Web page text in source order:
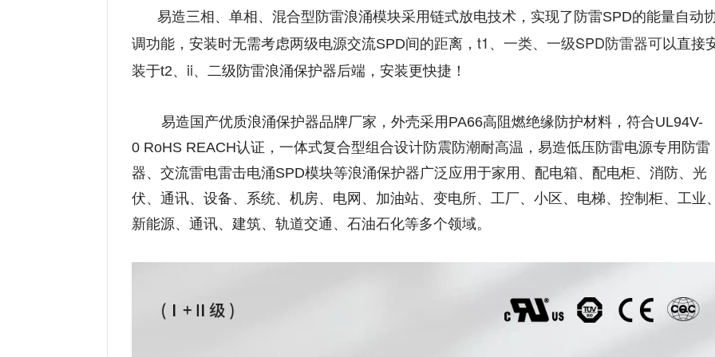
易造三相、单相、混合型防雷浪涌模块采用链式放电技术，实现了防雷SPD的能量自动
调功能，安装时无需考虑两级电源交流SPD间的距离，t1、一类、一级SPD防雷器可以直接
装于t2、 ii、 二级防雷浪涌保护器后端，安装更快捷！
易造国产优质浪涌保护器品牌厂家，外壳采用PA66高阻燃绝缘防护材料，符合UL94V-
0 RoHS REACH认证，一体式复合型组合设计防震防潮耐高温，易造低压防雷电源专用防雷
器、交流雷电雷击电涌SPD模块等浪涌保护器广泛应用于家用、配电箱、配电柜、消防、光
伏、通讯、设备、系统、机房、电网、加油站、变电所、工厂、小区、电梯、控制柜、工业、
新能源、通讯、建筑、轨道交通、石油石化等多个领域。